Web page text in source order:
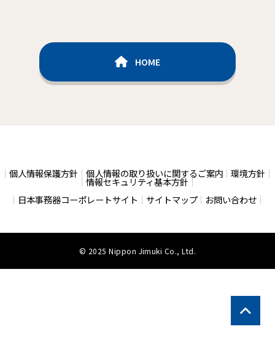
HOME
個人情報保護方針 個人情報の取り扱いに関するご案内 環境方針
情報セキュリティ基本方針
日本事務器コーポレートサイト
サイトマップ お問い合わせ
© 2025 Nippon Jimuki Co., Ltd.